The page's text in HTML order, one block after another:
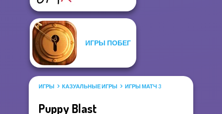
ИГРЫ ПОБЕГ
ИГРЫ КАЗУАЛЬНЫЕ ИГРЫ ИГРЫ МАТЧ 3
Puppy Blast